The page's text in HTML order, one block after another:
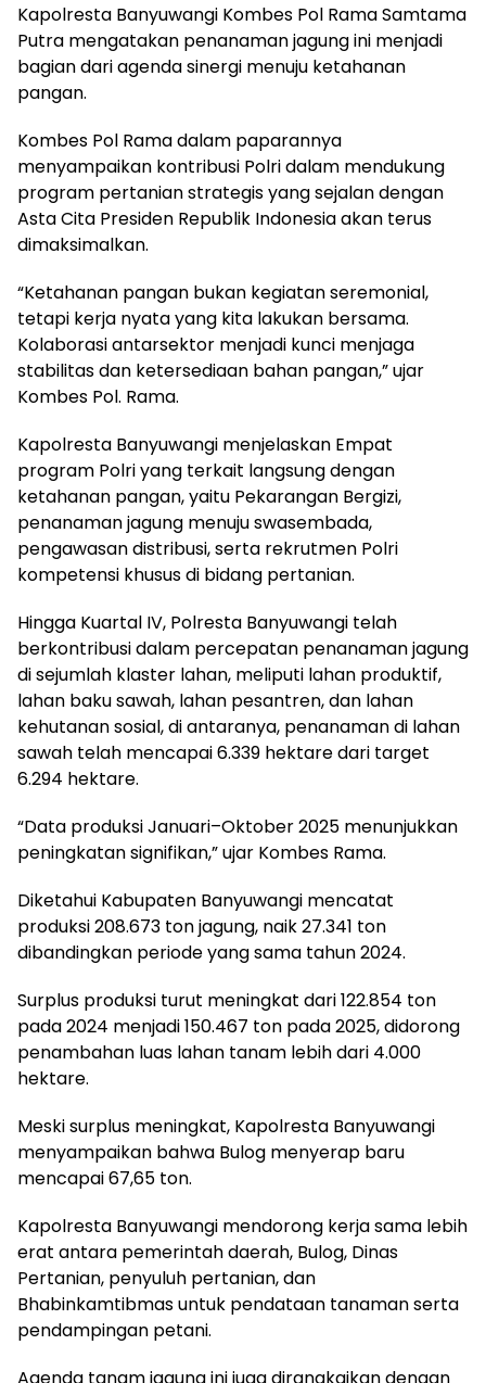
Kapolresta Banyuwangi Kombes Pol Rama Samtama
Putra mengatakan penanaman jagung ini menjadi
bagian dari agenda sinergi menuju ketahanan
pangan.
Kombes Pol Rama dalam paparannya
menyampaikan kontribusi Polri dalam mendukung
program pertanian strategis yang sejalan dengan
Asta Cita Presiden Republik Indonesia akan terus
dimaksimalkan.
“Ketahanan pangan bukan kegiatan seremonial,
tetapi kerja nyata yang kita lakukan bersama.
Kolaborasi antarsektor menjadi kunci menjaga
stabilitas dan ketersediaan bahan pangan,” ujar
Kombes Pol. Rama.
Kapolresta Banyuwangi menjelaskan Empat
program Polri yang terkait langsung dengan
ketahanan pangan, yaitu Pekarangan Bergizi,
penanaman jagung menuju swasembada,
pengawasan distribusi, serta rekrutmen Polri
kompetensi khusus di bidang pertanian.
Hingga Kuartal IV, Polresta Banyuwangi telah
berkontribusi dalam percepatan penanaman jagung
di sejumlah klaster lahan, meliputi lahan produktif,
lahan baku sawah, lahan pesantren, dan lahan
kehutanan sosial, di antaranya, penanaman di lahan
sawah telah mencapai 6.339 hektare dari target
6.294 hektare.
“Data produksi Januari–Oktober 2025 menunjukkan
peningkatan signifikan,” ujar Kombes Rama.
Diketahui Kabupaten Banyuwangi mencatat
produksi 208.673 ton jagung, naik 27.341 ton
dibandingkan periode yang sama tahun 2024.
Surplus produksi turut meningkat dari 122.854 ton
pada 2024 menjadi 150.467 ton pada 2025, didorong
penambahan luas lahan tanam lebih dari 4.000
hektare.
Meski surplus meningkat, Kapolresta Banyuwangi
menyampaikan bahwa Bulog menyerap baru
mencapai 67,65 ton.
Kapolresta Banyuwangi mendorong kerja sama lebih
erat antara pemerintah daerah, Bulog, Dinas
Pertanian, penyuluh pertanian, dan
Bhabinkamtibmas untuk pendataan tanaman serta
pendampingan petani.